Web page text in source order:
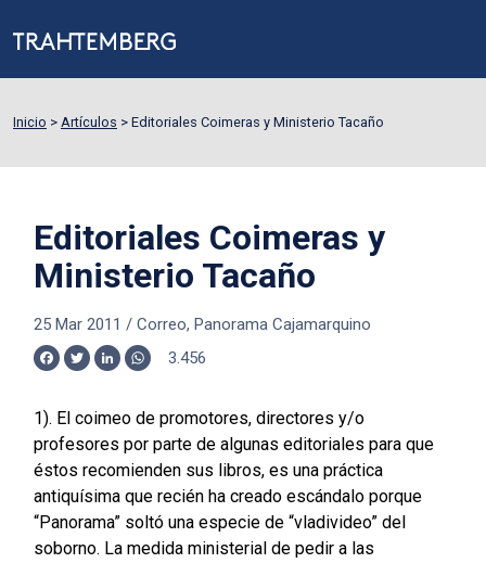
Inicio > Artículos > Editoriales Coimeras y Ministerio Tacaño
Editoriales Coimeras y
Ministerio Tacaño
25 Mar 2011 / Correo, Panorama Cajamarquino
Facebook
TwitterLinkedInWhatsApp
3.456
1). El coimeo de promotores, directores y/o
profesores por parte de algunas editoriales para que
éstos recomienden sus libros, es una práctica
antiquísima que recién ha creado escándalo porque
“Panorama” soltó una especie de “vladivideo” del
soborno. La medida ministerial de pedir a las